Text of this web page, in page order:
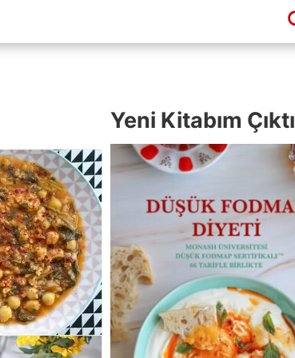
Yeni Kitabım Çıktı